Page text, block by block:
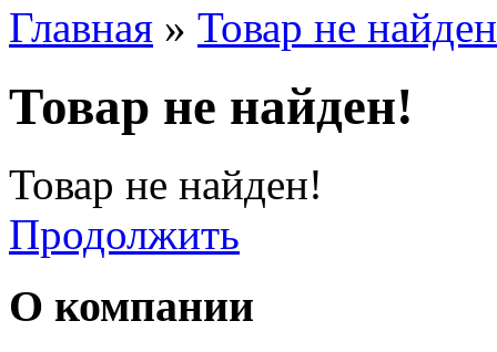
Главная » Товар не
Товар не найден!
Товар не найден!
Продолжить
О компании